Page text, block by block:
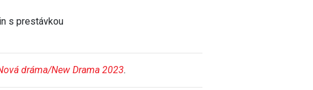
s prestávkou
dráma/New Drama 2023.